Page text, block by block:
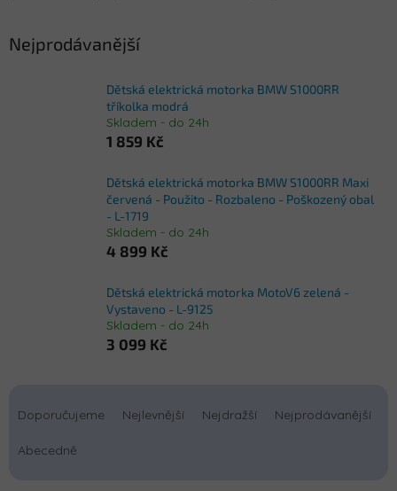
Nejprodávanější
Dětská elektrická motorka BMW S1000RR
tříkolka modrá
Skladem - do 24h
1 859 Kč
Dětská elektrická motorka BMW S1000RR Maxi
červená - Použito - Rozbaleno - Poškozený obal
- L-1719
Skladem - do 24h
4 899 Kč
Dětská elektrická motorka MotoV6 zelená -
Vystaveno - L-9125
Skladem - do 24h
3 099 Kč
Doporučujeme Nejlevnější Nejdražší Nejprodávanější
Abecedně